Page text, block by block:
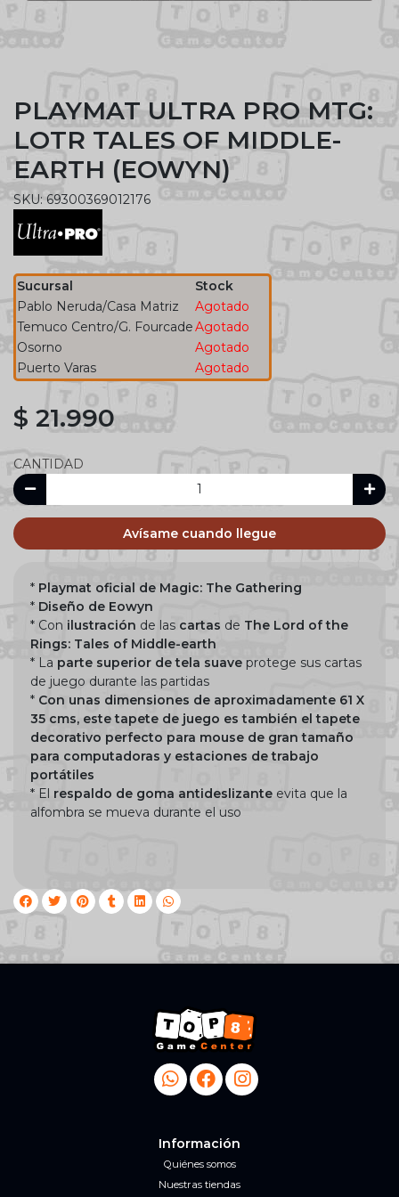
PLAYMAT ULTRA PRO MTG:
LOTR TALES OF MIDDLE-
EARTH (EOWYN)
SKU: 69300369012176
Sucursal
Stock
Pablo Neruda/Casa Matriz
Agotado
Temuco Centro/G. FourcadeAgotado
Osorno
Agotado
Puerto Varas
Agotado
$ 21.990
CANTIDAD
Avísame cuando llegue
* Playmat oficial de Magic: The Gathering
* Diseño de Eowyn
* Con ilustración de las cartas de The Lord of the
Rings: Tales of Middle-earth
* La parte superior de tela suave protege sus cartas
de juego durante las partidas
* Con unas dimensiones de aproximadamente 61 X
35 cms, este tapete de juego es también el tapete
decorativo perfecto para mouse de gran tamaño
para computadoras y estaciones de trabajo
portátiles
* El respaldo de goma antideslizante evita que la
alfombra se mueva durante el uso
Información
Quiénes somos
Nuestras tiendas